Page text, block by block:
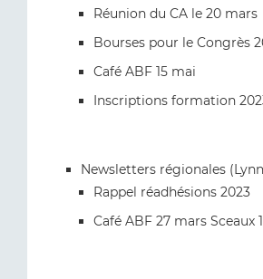
Réunion du CA le 20 mars
Bourses pour le Congrès
Café ABF 15 mai
Inscriptions formation
Newsletters régionales
Rappel réadhésions 2023
Café ABF 27 mars Sceaux